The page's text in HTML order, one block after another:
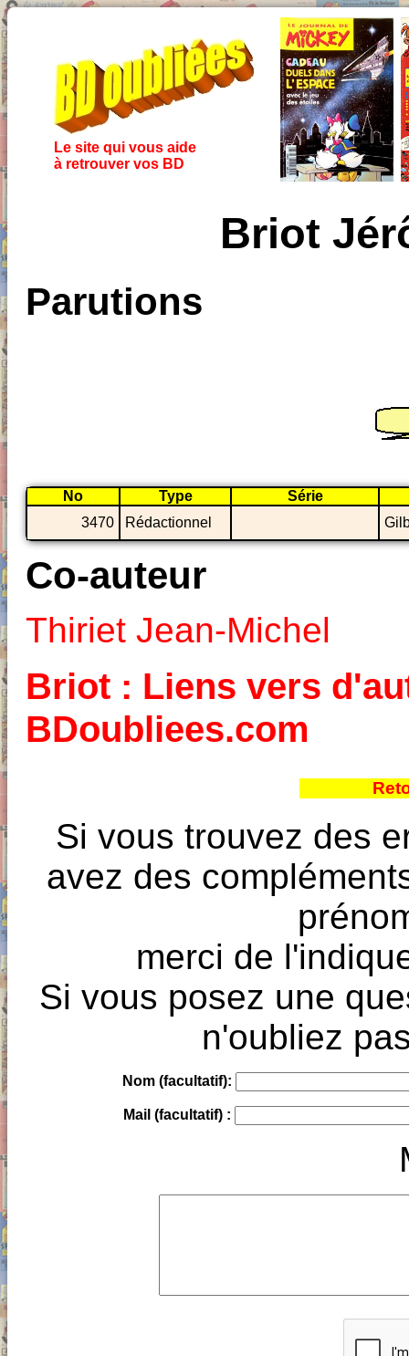
Le site qui vous aide
à retrouver vos BD
Briot
Parutions
No Type
Série
3470
Rédactionnel
Co-auteur
Thiriet Jean-Michel
Briot : Liens vers
BDoubliees.com
Si vous trouvez des
avez des
merci de
Si vous posez une
n'oubliez
Nom (facultatif):
Mail (facultatif) :